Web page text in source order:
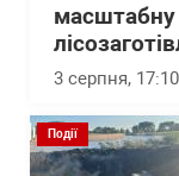
масштабну
3 серпня, 17:10
Події